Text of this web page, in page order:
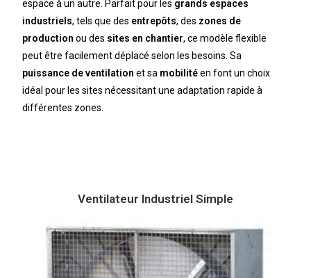
espace à un autre. Parfait pour les grands espaces
industriels, tels que des entrepôts, des zones de
production ou des sites en chantier, ce modèle flexible
peut être facilement déplacé selon les besoins. Sa
puissance de ventilation et sa mobilitéen font un choix
idéal pour les sites nécessitant une adaptation rapide à
différentes zones.
Ventilateur Industriel Simple